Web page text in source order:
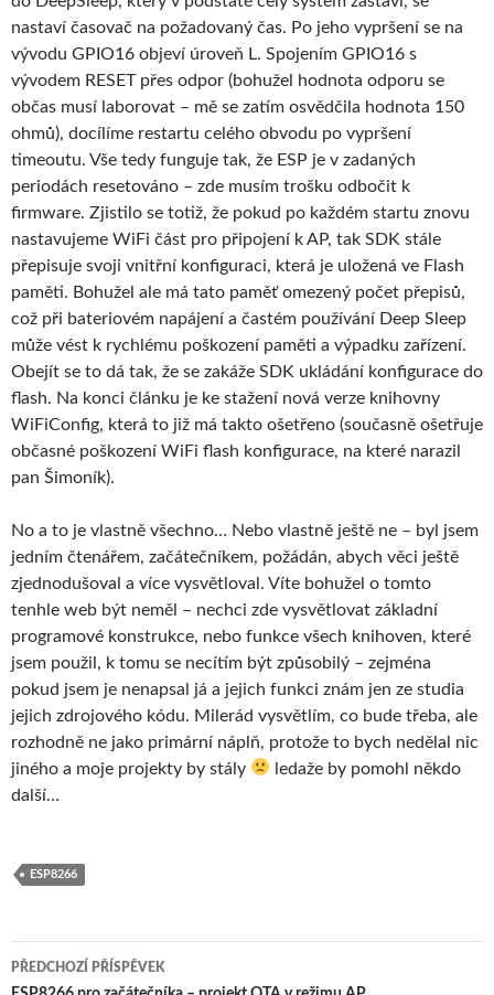
nastaví časovač na požadovaný čas. Po jeho vypršení se na
vývodu GPIO16 objeví úroveň L. Spojením GPIO16 s
vývodem RESET přes odpor (bohužel hodnota odporu se
občas musí laborovat – mě se zatím osvědčila hodnota 150
ohmů), docílíme restartu celého obvodu po vypršení
timeoutu. Vše tedy funguje tak, že ESP je v zadaných
periodách resetováno – zde musím trošku odbočit k
firmware. Zjistilo se totiž, že pokud po každém startu znovu
nastavujeme WiFi část pro připojení k AP, tak SDK stále
přepisuje svoji vnitřní konfiguraci, která je uložená ve Flash
paměti. Bohužel ale má tato paměť omezený počet přepisů,
což při bateriovém napájení a častém používání Deep Sleep
může vést k rychlému poškození paměti a výpadku zařízení.
Obejít se to dá tak, že se zakáže SDK ukládání konfigurace do
flash. Na konci článku je ke stažení nová verze knihovny
WiFiConfig, která to již má takto ošetřeno (současně ošetřuje
občasné poškození WiFi flash konfigurace, na které narazil
pan Šimoník).
No a to je vlastně všechno… Nebo vlastně ještě ne – byl jsem
jedním čtenářem, začátečníkem, požádán, abych věci ještě
zjednodušoval a více vysvětloval. Víte bohužel o tomto
tenhle web být neměl – nechci zde vysvětlovat základní
programové konstrukce, nebo funkce všech knihoven, které
jsem použil, k tomu se necítím být způsobilý – zejména
pokud jsem je nenapsal já a jejich funkci znám jen ze studia
jejich zdrojového kódu. Milerád vysvětlím, co bude třeba, ale
rozhodně ne jako primární náplň, protože to bych nedělal nic
jiného a moje projekty by stály
ledaže by pomohl někdo
další…
ESP8266
Navigace
PŘEDCHOZÍ PŘÍSPĚVEK